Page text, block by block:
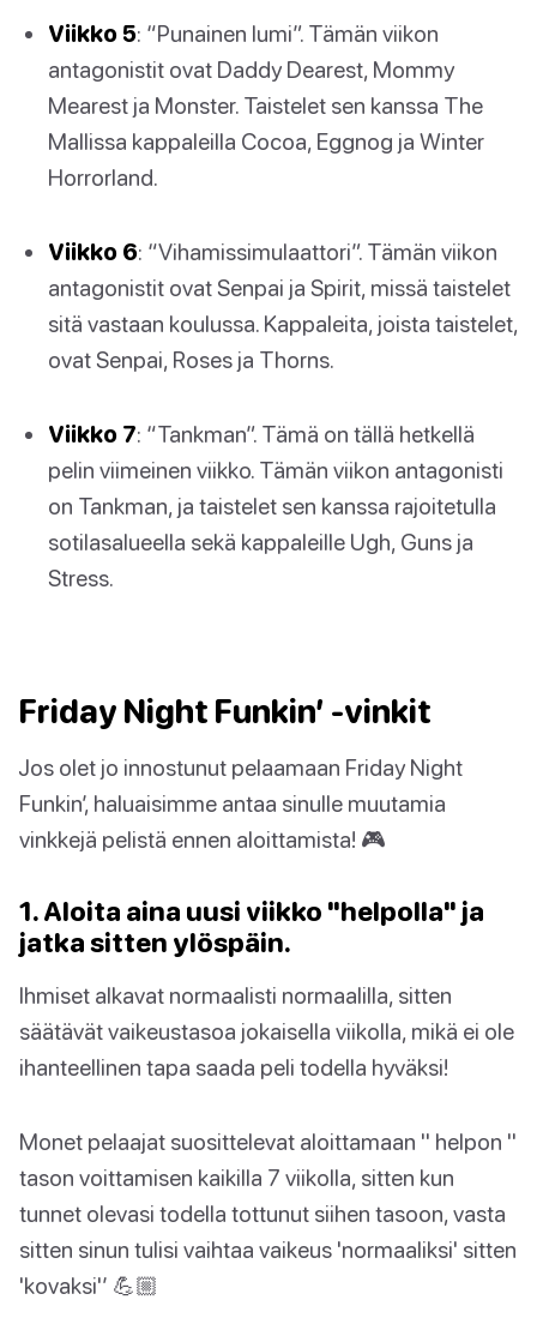
Viikko 5: “Punainen lumi”. Tämän viikon
antagonistit ovat Daddy Dearest, Mommy
Mearest ja Monster. Taistelet sen kanssa The
Mallissa kappaleilla Cocoa, Eggnog ja Winter
Horrorland.
Viikko 6: “Vihamissimulaattori”. Tämän viikon
antagonistit ovat Senpai ja Spirit, missä taistelet
sitä vastaan koulussa. Kappaleita, joista taistelet,
ovat Senpai, Roses ja Thorns.
Viikko 7: “Tankman”. Tämä on tällä hetkellä
pelin viimeinen viikko. Tämän viikon antagonisti
on Tankman, ja taistelet sen kanssa rajoitetulla
sotilasalueella sekä kappaleille Ugh, Guns ja
Stress.
Friday Night Funkin’ -vinkit
Jos olet jo innostunut pelaamaan Friday Night
Funkin’, haluaisimme antaa sinulle muutamia
vinkkejä pelistä ennen aloittamista! 🎮
1. Aloita aina uusi viikko "helpolla" ja
jatka sitten ylöspäin.
Ihmiset alkavat normaalisti normaalilla, sitten
säätävät vaikeustasoa jokaisella viikolla, mikä ei ole
ihanteellinen tapa saada peli todella hyväksi!
Monet pelaajat suosittelevat aloittamaan '' helpon ''
tason voittamisen kaikilla 7 viikolla, sitten kun
tunnet olevasi todella tottunut siihen tasoon, vasta
sitten sinun tulisi vaihtaa vaikeus 'normaaliksi' sitten
'kovaksi'’ 💪🏼